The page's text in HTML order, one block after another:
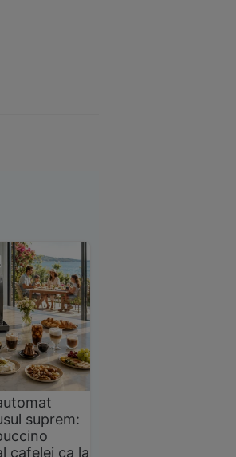
suprem:
cafelei ca la